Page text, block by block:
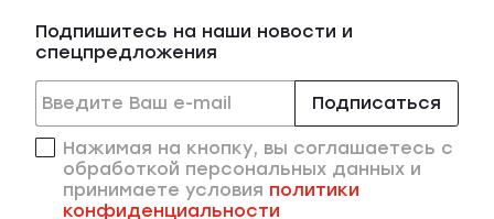
Подпишитесь на наши новости и
спецпредложения
Подписаться
Нажимая на кнопку, вы соглашаетесь с
обработкой персональных данных и
принимаете условия политики
конфиденциальности